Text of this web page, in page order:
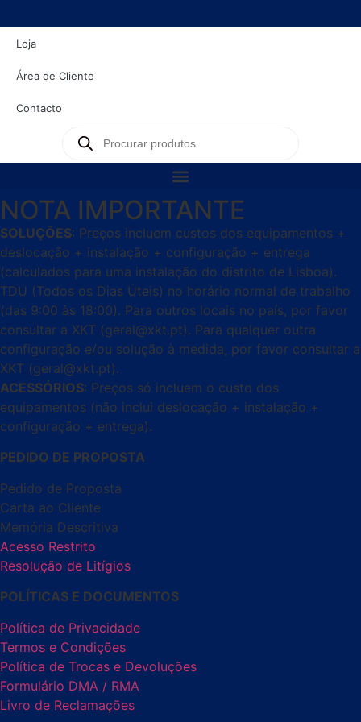
Loja
Área de Cliente
Contacto
NOTA IMPORTANTE
SOLUÇÕES: Preços incluem custos dos equipamentos +
deslocação + instalação + configuração + entrega
(calculados para uma instalação do distrito de Lisboa).
TDU (Todos os Dias Úteis) no horário normal de trabalho
(das 9:00 às 18:00). Para outros locais no país, por favor
consultar a XKT (geral@xkt.pt). Para qualquer outra
configuração e/ou solução à medida, por favor consultar a
XKT (geral@xkt.pt).
ACESSÓRIOS: Preços só incluem o custo dos
equipamentos (não inclui deslocação + instalação +
configuração + entrega).
PEDIDO DE PROPOSTA
Pedido de Proposta
Carta ao Cliente
Memória Descritiva
Acesso Restrito
Resolução de Litígios
POLÍTICAS E DOCUMENTOS
Política de Privacidade
Termos e Condições
Política de Trocas e Devoluções
Formulário DMA / RMA
Livro de Reclamações